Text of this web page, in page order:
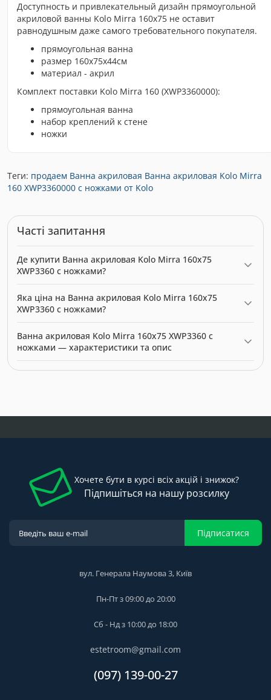
Доступность и привлекательный дизайн прямоугольной
акриловой ванны Kolo Mirra 160х75 не оставит
равнодушным даже самого требовательного покупателя.
прямоугольная ванна
размер 160х75x44см
материал - акрил
Комплект поставки Kolo Mirra 160 (XWP3360000):
прямоугольная ванна
набор креплений к стене
ножки
Теги: продаем Ванна акриловая Ванна акриловая Kolo Mirra
160 XWP3360000 с ножками от Kolo
Часті запитання
Де купити Ванна акриловая Kolo Mirra 160x75
XWP3360 с ножками?
купити в нашому інтернет-магазині за ціною 3385.00 грн.
Яка ціна на Ванна акриловая Kolo Mirra 160x75
XWP3360 с ножками?
с ножками — 3385.00 грн. Виробник: Kolo.
Ванна акриловая Kolo Mirra 160x75 XWP3360 с
ножками — характеристики та опис
Хочете бути в курсі всіх акцій і знижок?
Підпишіться на нашу розсилку
Підписатися
вул. Генерала Наумова 3, Київ
Пн-Пт з 09:00 до 20:00
Сб - Нд з 10:00 до 18:00
estetroom@gmail.com
(097) 139-00-27